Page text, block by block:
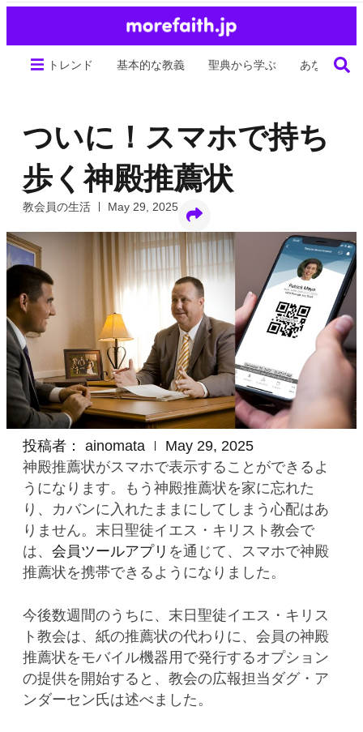
トレンド 基本的な教義 聖典から学ぶ あなたの生
ついに！スマホで持ち
歩く神殿推薦状
教会員の生活 May 29, 2025
投稿者： ainomata
May 29, 2025
神殿推薦状がスマホで表示することができるよ
うになります。もう神殿推薦状を家に忘れた
り、カバンに入れたままにしてしまう心配はあ
りません。末日聖徒イエス・キリスト教会で
は、 会員ツールアプリ を通じて、スマホで神殿
推薦状を携帯できるようになりました。
今後数週間のうちに、末日聖徒イエス・キリス
ト教会は、紙の推薦状の代わりに、会員の神殿
推薦状をモバイル機器用で発行するオプション
の提供を開始すると、教会の広報担当ダグ・ア
ンダーセン氏は述べました。